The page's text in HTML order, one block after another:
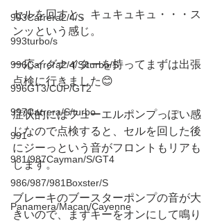
993Carrera2/4/S
993turbo/s
996Carrera2/4/S/turbo/S
996GT3/CUP/GT2
997Carrera/S/turbo
991
981/987Cayman/S/GT4
986/987/981Boxster/S
Panamera/Macan/Cayenne
セルを回すと、キュキュキュ・・・ス
ンッという感じ。
一応イグナイターを持ってまずは出張
点検に行きました😊
症状的にはフューエルポンプっぽい感
じなので点検すると、セルを回した後
にジーっという音がフロントもリアも
します。
ブレーキのブースターポンプの音が大
きいので、まずキーをオンにして鳴り